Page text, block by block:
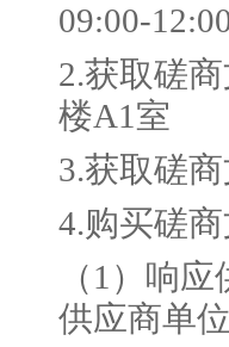
09:00-
2.获取磋商
楼A1室
3.获取磋商
4.购买磋商
（1） 响应
供应商单